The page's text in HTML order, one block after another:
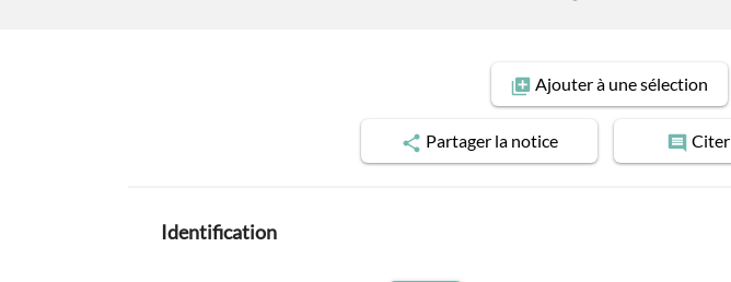
Ajouterà une sélection
Partagerla notice Citer
Identification